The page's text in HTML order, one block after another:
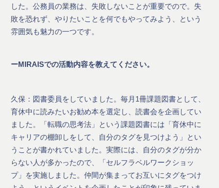
した。公務員の業務は、失敗しないことが重要でので。失
敗を恐れず、やりたいことを何でもやってみよう、という
雰囲気も魅力の一つです。
ーMIRAISでの活動内容を教えてください。
久保：図書委員をしていました。毎月1冊課題図書として、
育休中に読みたいお勧め本を選定し、読書会を企画してい
ました。「転職の思考法」という課題図書には「育休中に
キャリアの棚卸しをして、自分のタグを見つけよう」とい
うことが書かれていました。実際には、自分のタグが分か
らない人が多かったので、「セルフラベルワークショッ
プ」を実施しました。仲間が集まってお互いにタグをつけ